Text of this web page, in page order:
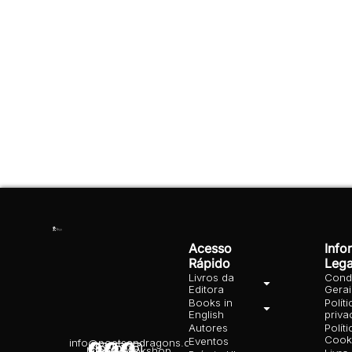
info@poetsandragons.com
Acesso
Rápido
Livros da
Editora
Books in
English
Autores
Eventos